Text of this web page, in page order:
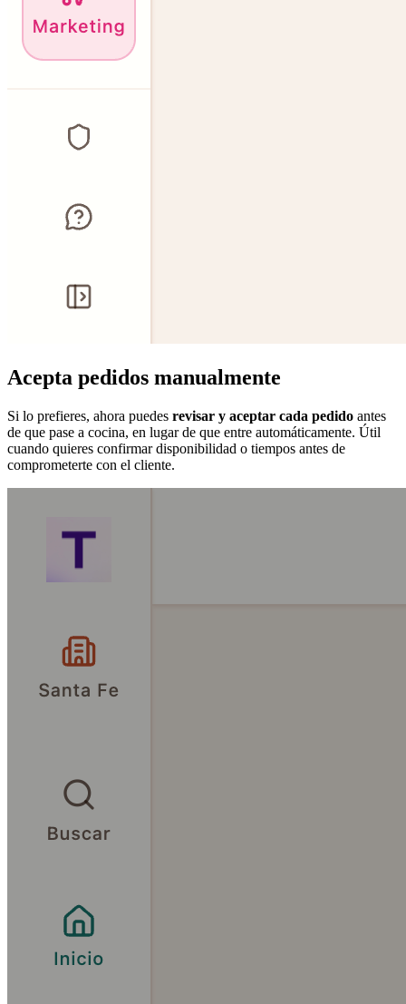
Acepta pedidos manualmente
Si lo prefieres, ahora puedes revisar y aceptar cada pedido antes
de que pase a cocina, en lugar de que entre automáticamente. Útil
cuando quieres confirmar disponibilidad o tiempos antes de
comprometerte con el cliente.